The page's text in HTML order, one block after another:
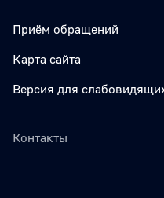
Приём обращений
Карта сайта
Версия для
Контакты